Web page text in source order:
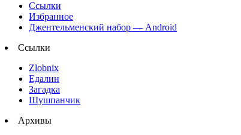
Ссылки
Избранное
Джентельменский набор — Android
Ссылки
Zlobnix
Едалин
Загадка
Шушпанчик
Архивы